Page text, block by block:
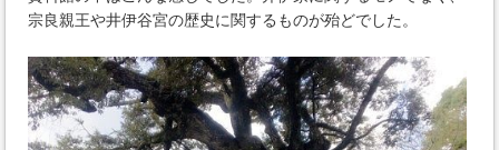
宗良親王や井伊谷宮の歴史に関するものが殆どでした。